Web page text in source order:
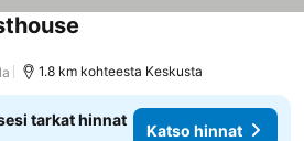
1.8 km kohteesta Keskusta
tarkat hinnat
Katso hinnat